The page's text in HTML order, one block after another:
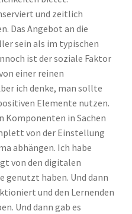
und zeitlich
Das Angebot an die
sein als im typischen
ist der soziale Faktor
einer reinen
ich denke, man sollte
Elemente nutzen.
Komponenten in Sachen
von der Einstellung
abhängen. Ich habe
von den digitalen
genutzt haben. Und dann
und den Lernenden
Und dann gab es